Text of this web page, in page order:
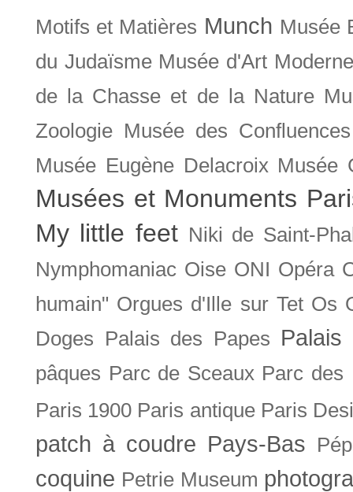
Motifs et Matières Munch Musée
du Judaïsme Musée d'Art
de la Chasse et de la Nature
Zoologie Musée des Confluences
Musée Eugène Delacroix Musée
Musées et Monuments
My little feet Niki de Saint-
Nymphomaniac Oise ONI Opéra
humain" Orgues d'Ille sur Tet Os
Doges
Palais des Papes Palais
pâques Parc de Sceaux Parc des
Paris 1900 Paris antique Paris
patch à coudre Pays-Bas
coquine Petrie Museum